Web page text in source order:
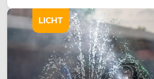
wirken lassen.
LICHT